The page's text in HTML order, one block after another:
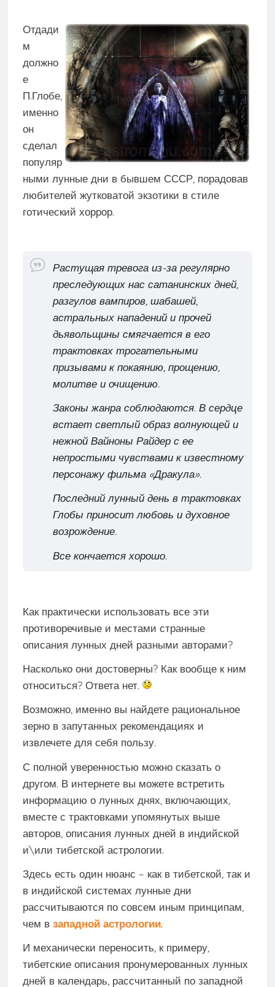
Отдади
м
должно
е
П.Глобе,
именно
он
сделал
популяр
ными лунные дни в бывшем СССР, порадовав
любителей жутковатой экзотики в стиле
готический хоррор.
Растущая тревога из-за регулярно
преследующих нас сатанинских дней,
разгулов вампиров, шабашей,
астральных нападений и прочей
дьявольщины смягчается в его
трактовках трогательными
призывами к покаянию, прощению,
молитве и очищению.
Законы жанра соблюдаются. В сердце
встает светлый образ волнующей и
нежной Вайноны Райдер с ее
непростыми чувствами к известному
персонажу фильма «Дракула».
Последний лунный день в трактовках
Глобы приносит любовь и духовное
возрождение.
Все кончается хорошо.
Как практически использовать все эти
противоречивые и местами странные
описания лунных дней разными авторами?
Насколько они достоверны? Как вообще к ним
относиться? Ответа нет.
Возможно, именно вы найдете рациональное
зерно в запутанных рекомендациях и
извлечете для себя пользу.
С полной уверенностью можно сказать о
другом. В интернете вы можете встретить
информацию о лунных днях, включающих,
вместе с трактовками упомянутых выше
авторов, описания лунных дней в индийской
и\или тибетской астрологии.
Здесь есть один нюанс – как в тибетской, так и
в индийской системах лунные дни
рассчитываются по совсем иным принципам,
чем в западной астрологии.
И механически переносить, к примеру,
тибетские описания пронумерованных лунных
дней в календарь, рассчитанный по западной